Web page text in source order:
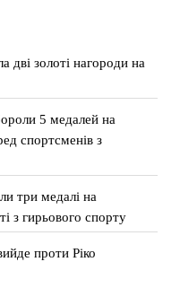
дві золоті нагороди на
5 медалей на
спортсменів з
три медалі на
з гирьового спорту
проти Ріко